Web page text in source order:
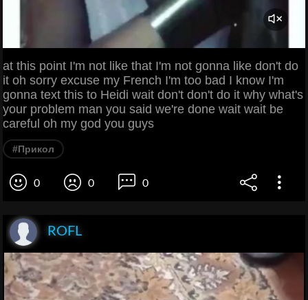
at this point I'm not like that I'm not gonna like don't do
it oh sorry excuse my French I'm too bad I know I'm
gonna text this to Heidi wait don't don't do it why what's
your problem man you said we're done wait wait be
careful oh my god you guys
#Прикол
0 0 0
ROFL